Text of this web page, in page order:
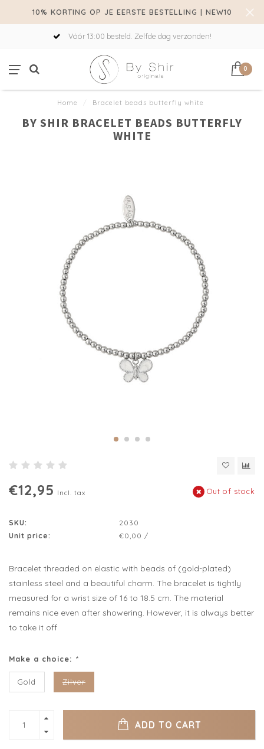
10% KORTING OP JE EERSTE BESTELLING | NEW10
Vóór 13:00 besteld. Zelfde dag verzonden!
0
Home / Bracelet beads butterfly white
BY SHIR BRACELET BEADS BUTTERFLY
WHITE
€12,95 Incl. tax Out of stock
SKU:
2030
Unit price:
€0,00 /
Bracelet threaded on elastic with beads of (gold-plated)
stainless steel and a beautiful charm. The bracelet is tightly
measured for a wrist size of 16 to 18.5 cm. The material
remains nice even after showering. However, it is always better
to take it off
Make a choice: *
Gold Zilver
ADD TO CART